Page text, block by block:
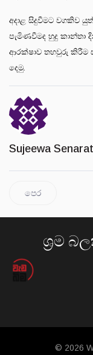
අදාළ සිදුවීමට වගකිව
පැමිණවීමද හුදු කාන්තා
ආරක්ෂාව තහවුරු කිරීම
දෙමු.
Sujeewa
පෙර
ශ්‍රම
© 2026